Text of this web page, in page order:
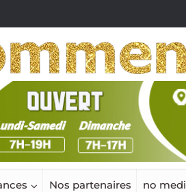
Nos partenaires no media